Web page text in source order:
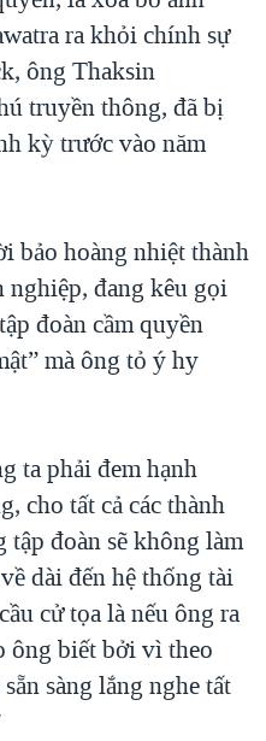
ra khỏi chính sự
ông Thaksin
truyền thông, đã bị
kỳ trước vào năm
bảo hoàng nhiệt thành
nghiệp, đang kêu gọi
đoàn cầm quyền
mà ông tỏ ý hy
ta phải đem hạnh
cho tất cả các thành
tập đoàn sẽ không làm
dài đến hệ thống tài
cử tọa là nếu ông ra
ông biết bởi vì theo
sàng lắng nghe tất